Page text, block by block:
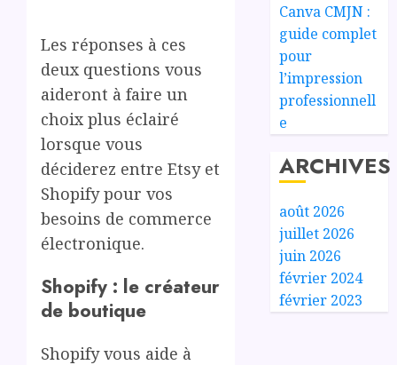
Les réponses à ces
deux questions vous
aideront à faire un
choix plus éclairé
lorsque vous
déciderez entre Etsy et
Shopify pour vos
besoins de commerce
électronique.
Shopify : le créateur
de boutique
Shopify vous aide à
Canva CMJN :
guide complet
pour
l’impression
professionnell
e
ARCHIVES
août 2026
juillet 2026
juin 2026
février 2024
février 2023